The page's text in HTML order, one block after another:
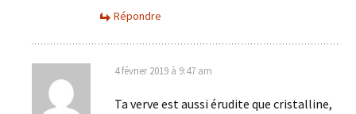
Répondre
4 février 2019 à 9:47 am
Ta verve est aussi érudite que cristalline,